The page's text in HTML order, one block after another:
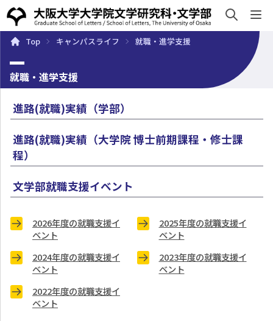
概要 学部・大学院 キャンパスライフ 入試・入学案
Top キャンパスライフ 就職・進学支援
就職・進学支援
進路(就職)実績（学部）
進路(就職)実績（大学院 博士前期課程・修士課
程）
文学部就職支援イベント
2026年度の就職支援イ
ベント
2025年度の就職支援イ
ベント
2024年度の就職支援イ
ベント
2023年度の就職支援イ
ベント
2022年度の就職支援イ
ベント